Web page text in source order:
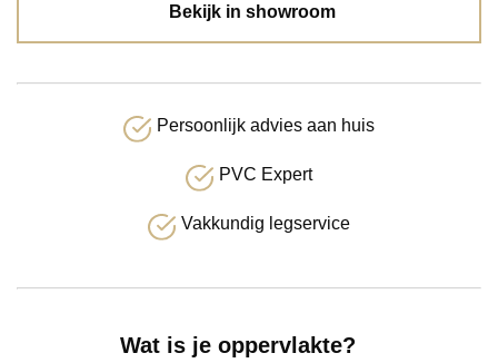
Bekijk in showroom
Persoonlijk advies aan huis
PVC Expert
Vakkundig legservice
Wat is je oppervlakte?